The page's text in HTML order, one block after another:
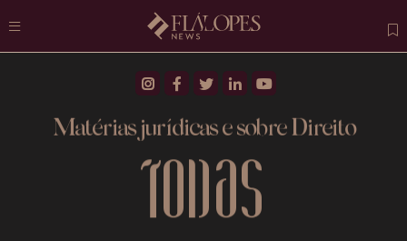
Direito Previdenciário
Direito Trabalhista
Matérias jurídicas e sobre Direito
TODAS